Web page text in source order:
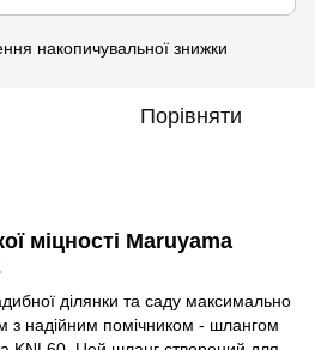
накопичувальної знижки
Порівняти
міцності Maruyama
ділянки та саду максимально
з надійним помічником - шлангом